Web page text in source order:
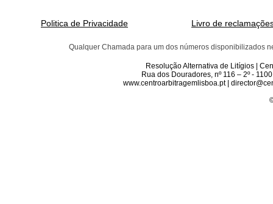
Politica de Privacidade Livro de
Qualquer Chamada para um dos números disponibilizados
Resolução Alternativa de Litígios |
Rua dos Douradores, nº 116 – 2º -
www.centroarbitragemlisboa.pt |